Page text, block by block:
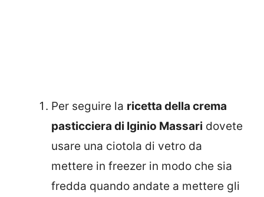
Per seguire la ricetta della crema
pasticciera di Iginio Massari dovete
usare una ciotola di vetro da
mettere in freezer in modo che sia
fredda quando andate a mettere gli